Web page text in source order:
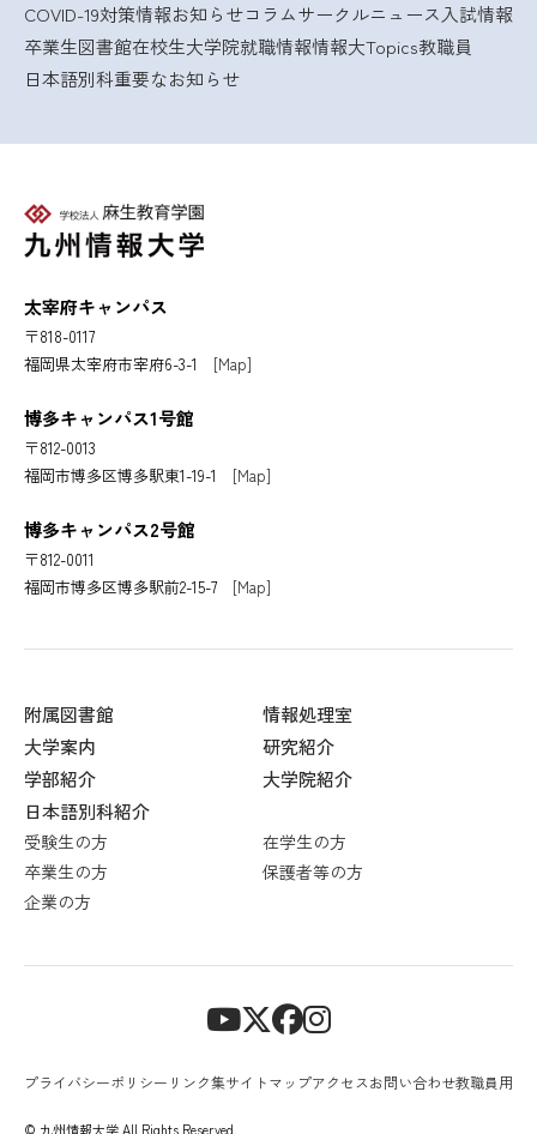
COVID-19対策情報お知らせコラムサークルニュース入試情報
卒業生図書館在校生大学院就職情報情報大Topics教職員
日本語別科重要なお知らせ
太宰府キャンパス
〒818-0117
福岡県太宰府市宰府6-3-1 [Map]
博多キャンパス1号館
〒812-0013
福岡市博多区博多駅東1-19-1 [Map]
博多キャンパス2号館
〒812-0011
福岡市博多区博多駅前2-15-7 [Map]
附属図書館
情報処理室
大学案内
研究紹介
学部紹介
大学院紹介
日本語別科紹介
受験生の方
在学生の方
卒業生の方
保護者等の方
企業の方
プライバシーポリシー リンク集サイトマップアクセスお問い合わせ教職員用
© 九州情報大学 All Rights Reserved.